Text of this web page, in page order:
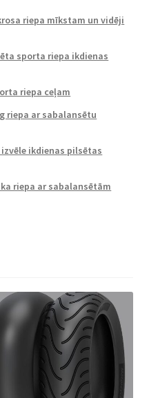
riepa mīkstam un vidēji
sporta riepa ikdienas
riepa ceļam
riepa ar sabalansētu
ikdienas pilsētas
riepa ar sabalansētām